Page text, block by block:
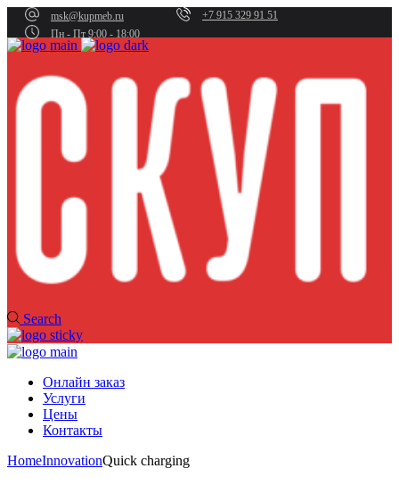
msk@kupmeb.ru
+7 915 329 91 51
Пн - Пт 9:00 - 18:00
Search
Онлайн заказ
Услуги
Цены
Контакты
HomeInnovationQuick charging